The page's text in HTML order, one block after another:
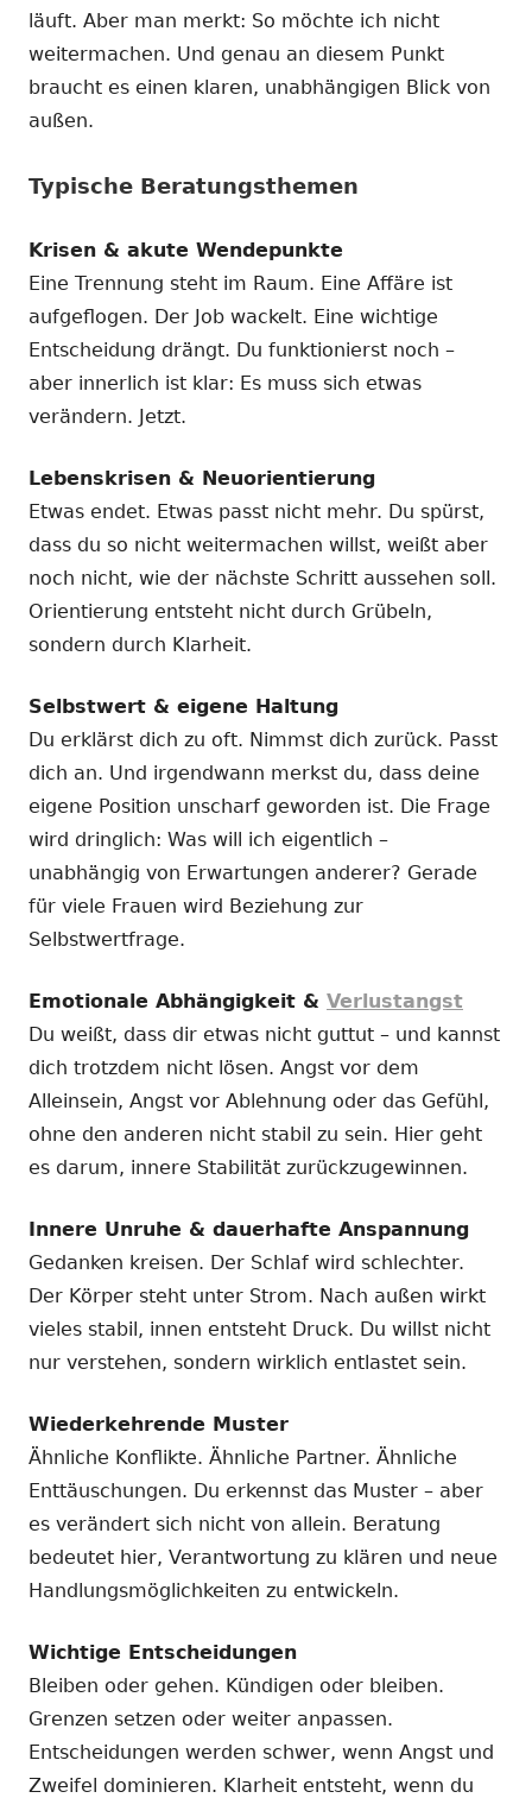
läuft. Aber man merkt: So möchte ich nicht
weitermachen. Und genau an diesem Punkt
braucht es einen klaren, unabhängigen Blick von
außen.
Typische Beratungsthemen
Krisen & akute Wendepunkte
Eine Trennung steht im Raum. Eine Affäre ist
aufgeflogen. Der Job wackelt. Eine wichtige
Entscheidung drängt. Du funktionierst noch –
aber innerlich ist klar: Es muss sich etwas
verändern. Jetzt.
Lebenskrisen & Neuorientierung
Etwas endet. Etwas passt nicht mehr. Du spürst,
dass du so nicht weitermachen willst, weißt aber
noch nicht, wie der nächste Schritt aussehen soll.
Orientierung entsteht nicht durch Grübeln,
sondern durch Klarheit.
Selbstwert & eigene Haltung
Du erklärst dich zu oft. Nimmst dich zurück. Passt
dich an. Und irgendwann merkst du, dass deine
eigene Position unscharf geworden ist. Die Frage
wird dringlich: Was will ich eigentlich –
unabhängig von Erwartungen anderer? Gerade
für viele Frauen wird Beziehung zur
Selbstwertfrage.
Emotionale Abhängigkeit & Verlustangst
Du weißt, dass dir etwas nicht guttut – und kannst
dich trotzdem nicht lösen. Angst vor dem
Alleinsein, Angst vor Ablehnung oder das Gefühl,
ohne den anderen nicht stabil zu sein. Hier geht
es darum, innere Stabilität zurückzugewinnen.
Innere Unruhe & dauerhafte Anspannung
Gedanken kreisen. Der Schlaf wird schlechter.
Der Körper steht unter Strom. Nach außen wirkt
vieles stabil, innen entsteht Druck. Du willst nicht
nur verstehen, sondern wirklich entlastet sein.
Wiederkehrende Muster
Ähnliche Konflikte. Ähnliche Partner. Ähnliche
Enttäuschungen. Du erkennst das Muster – aber
es verändert sich nicht von allein. Beratung
bedeutet hier, Verantwortung zu klären und neue
Handlungsmöglichkeiten zu entwickeln.
Wichtige Entscheidungen
Bleiben oder gehen. Kündigen oder bleiben.
Grenzen setzen oder weiter anpassen.
Entscheidungen werden schwer, wenn Angst und
Zweifel dominieren. Klarheit entsteht, wenn du